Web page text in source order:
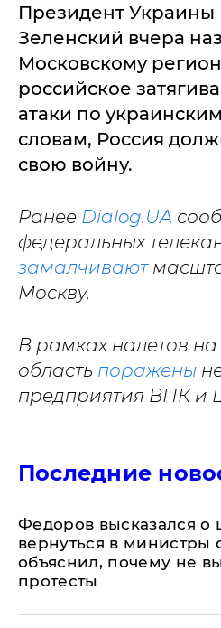
Президент
Зеленский вчера
Московскому
российское
атаки по
словам, Россия
свою войну.
Ранее Dialog.UA
федеральных
замалчивают
Москву.
В рамках налетов
область поражены
предприятия ВПК и
Последние
Федоров высказался о
вернуться в министры
объяснил, почему не
протесты